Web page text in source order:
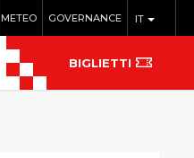
IT
METEO GOVERNANCE
BIGLIETTI